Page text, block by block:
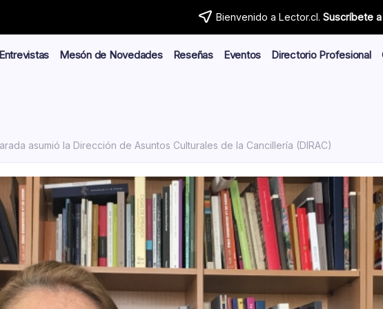
Bienvenido a Lector.cl. Suscríbete
Entrevistas Mesón de Novedades Reseñas Eventos Directorio Profesional
asumió la Dirección de Asuntos Culturales de la Cancillería (DIRAC)